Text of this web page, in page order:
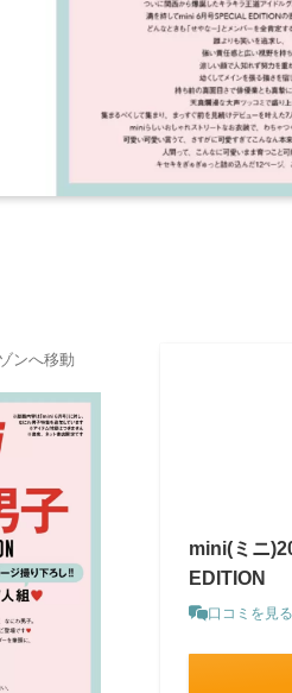
ンへ移動
mini(ミニ
EDITION
口コミを見る